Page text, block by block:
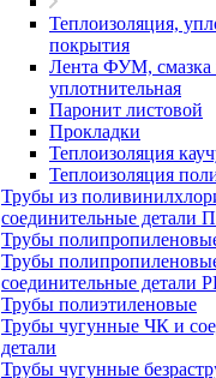
Теплоизоляция,
покрытия
Лента ФУМ, смазка
уплотнительная
Паронит листовой
Прокладки
Теплоизоляция
Теплоизоляция
Трубы из
соединительные детали
Трубы
Трубы
соединительные детали
Трубы полиэтиленовые
Трубы чугунные ЧК и
детали
Трубы чугунные